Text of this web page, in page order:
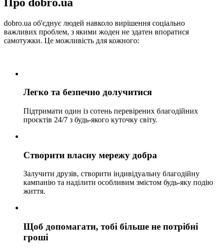
dobro.ua об'єднує людей навколо вирішення соціально
важливих проблем, з якими жоден не здатен впоратися
самотужки. Це можливість для кожного:
Легко та безпечно долучитися
Підтримати один із сотень перевірених благодійних
проєктів 24/7 з будь-якого куточку світу.
Створити власну мережу добра
Залучити друзів, створити індивідуальну благодійну
кампанію та наділити особливим змістом будь-яку подію
життя.
Щоб допомагати, тобі більше не потрібні
гроші